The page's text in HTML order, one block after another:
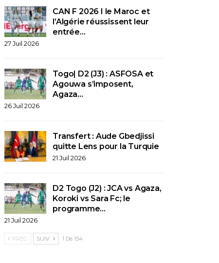
CAN F 2026 I le Maroc et
l’Algérie réussissent leur
entrée…
27 Juil 2026
Togo| D2 (J3) : ASFOSA et
Agouwa s’imposent,
Agaza…
26 Juil 2026
Transfert : Aude Gbedjissi
quitte Lens pour la Turquie
21 Juil 2026
D2 Togo (J2) : JCA vs Agaza,
Koroki vs Sara Fc; le
programme…
21 Juil 2026
PRÉC. SUIV. 1 De 154